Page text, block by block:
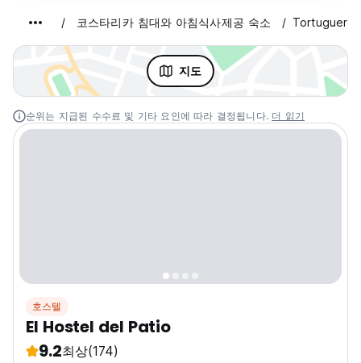
코스타리카 침대와 아침식사제공 숙소 Tortuguero
지도
순위는 지급된 수수료 및 기타 요인에 따라 결정됩니다. 더 읽기
호스텔
El Hostel del Patio
9.2최상(174)